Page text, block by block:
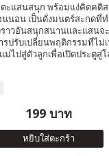
แสนสนุก พร้อมแง่คิดคติส
นอน เป็นดั่งมนตร์สะกดที่ท
ราวอันสนุกสนานและแสนจ
รปรับเปลี่ยนพฤติกรรมที่ไม่
ม่ไปสู่ตัวลูกเพื่อเปิดประตูสู่
199 บาท
หยิบใส่ตะกร้า